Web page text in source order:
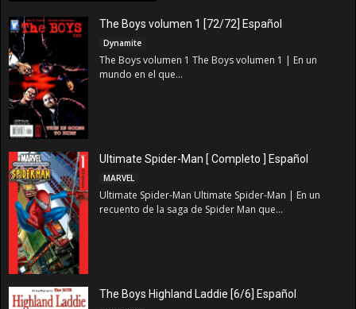
The Boys volumen 1 [72/72] Español
Dynamite
The Boys volumen 1 The Boys volumen 1 | En un
mundo en el que...
Ultimate Spider-Man [ Completo ] Español
MARVEL
Ultimate Spider-Man Ultimate Spider-Man | En un
recuento de la saga de Spider Man que...
The Boys Highland Laddie [6/6] Español